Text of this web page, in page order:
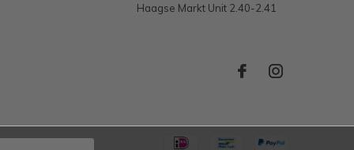
Haagse Markt Unit 2.40-2.41